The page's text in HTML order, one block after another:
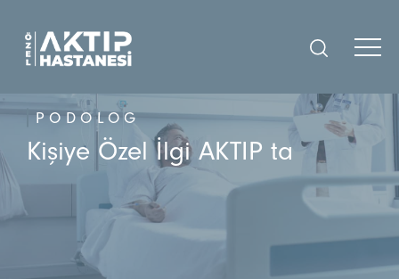
PODOLOG
Kişiye Özel İlgi AKTIP ta
DOKTORLARIMIZ